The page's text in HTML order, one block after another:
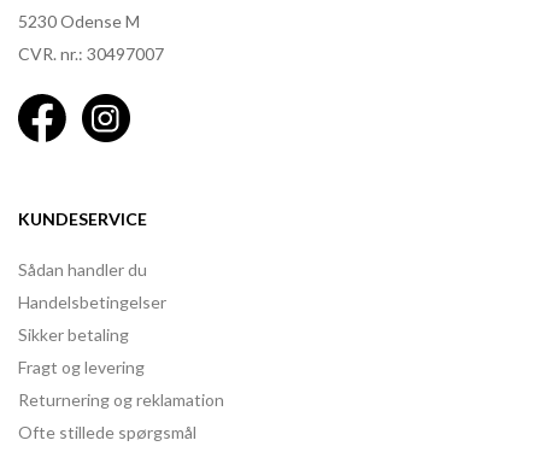
5230 Odense M
CVR. nr.: 30497007
KUNDESERVICE
Sådan handler du
Handelsbetingelser
Sikker betaling
Fragt og levering
Returnering og reklamation
Ofte stillede spørgsmål